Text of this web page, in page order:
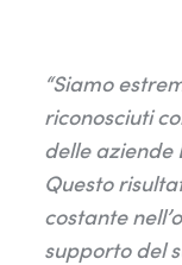
“Siamo
riconosciuti
delle aziende
Questo
costante
supporto del